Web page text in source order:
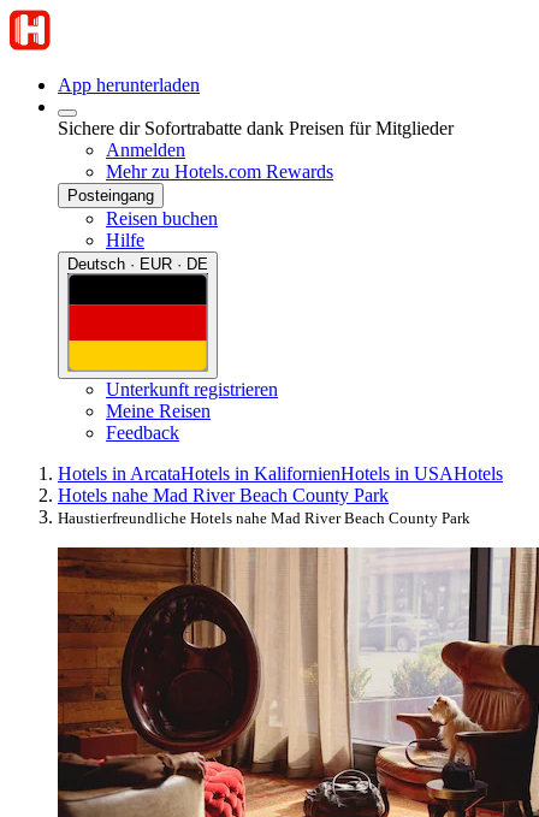
App herunterladen
Sichere dir Sofortrabatte dank Preisen für Mitglieder
Anmelden
Mehr zu Hotels.com Rewards
Posteingang
Reisen buchen
Hilfe
Deutsch · EUR · DE
Unterkunft registrieren
Meine Reisen
Feedback
Hotels in ArcataHotels in KalifornienHotels in USAHotels
Hotels nahe Mad River Beach County Park
Haustierfreundliche Hotels nahe Mad River Beach County Park